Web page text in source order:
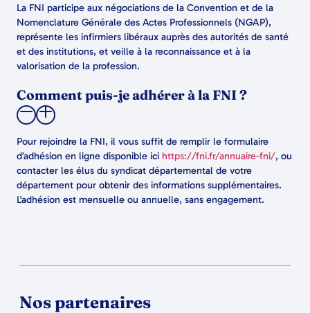
La FNI participe aux négociations de la Convention et de la
Nomenclature Générale des Actes Professionnels (NGAP),
représente les infirmiers libéraux auprès des autorités de santé
et des institutions, et veille à la reconnaissance et à la
valorisation de la profession.
Comment puis-je adhérer à la FNI ?
Pour rejoindre la FNI, il vous suffit de remplir le formulaire
d’adhésion en ligne disponible ici https://fni.fr/annuaire-fni/, ou
contacter les élus du syndicat départemental de votre
département pour obtenir des informations supplémentaires.
L'adhésion est mensuelle ou annuelle, sans engagement.
Nos partenaires